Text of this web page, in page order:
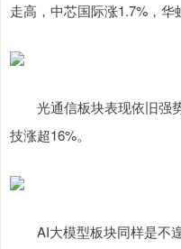
走高，中芯国际涨1.7%，华
光通信板块表现依旧强
技涨超16%。
AI大模型板块同样是不